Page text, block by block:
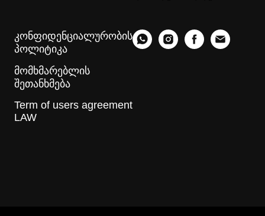
კონფიდენციალურობის
პოლიტიკა
მომხმარებლის
შეთანხმება
Term of users agreement
LAW